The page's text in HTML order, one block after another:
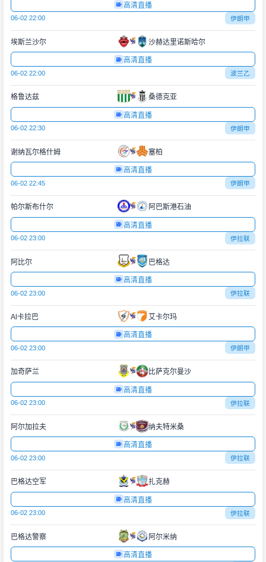
高清直播
06-02 22:00 伊朗甲
埃斯兰沙尔 沙赫达里诺斯哈尔
高清直播
06-02 22:00 波兰乙
格鲁达兹 桑德克亚
高清直播
06-02 22:30 伊朗甲
谢纳瓦尔格什姆 塞柏
高清直播
06-02 22:45 伊朗甲
帕尔斯布什尔 阿巴斯港石油
高清直播
06-02 23:00 伊拉联
阿比尔 巴格达
高清直播
06-02 23:00 伊拉联
Al卡拉巴 艾卡尔玛
高清直播
06-02 23:00 伊朗甲
加奇萨兰 比萨克尔曼沙
高清直播
06-02 23:00 伊拉联
阿尔加拉夫 纳夫特米桑
高清直播
06-02 23:00 伊拉联
巴格达空军 扎克赫
高清直播
06-02 23:00 伊拉联
巴格达警察 阿尔米纳
高清直播